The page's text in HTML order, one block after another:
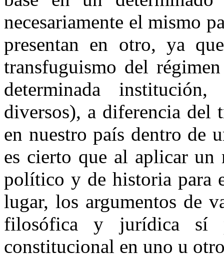
necesariamente el mismo
presentan en otro, ya
transfuguismo del
determinada
diversos), a diferencia del
en nuestro país dentro de
es cierto que al aplicar
político y de historia para
lugar, los argumentos de
filosófica y jurídica sí
constitucional en uno u